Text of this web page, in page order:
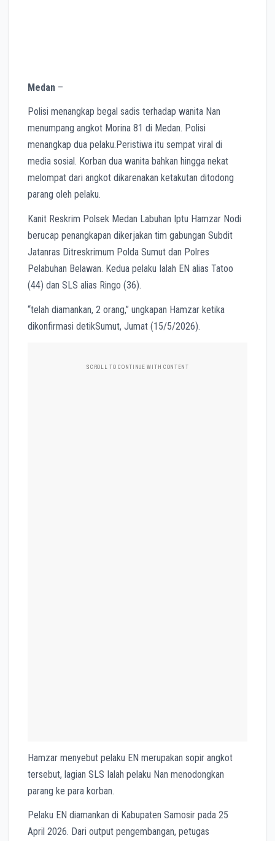
Medan –
Polisi menangkap begal sadis terhadap wanita Nan
menumpang angkot Morina 81 di Medan. Polisi
menangkap dua pelaku.Peristiwa itu sempat viral di
media sosial. Korban dua wanita bahkan hingga nekat
melompat dari angkot dikarenakan ketakutan ditodong
parang oleh pelaku.
Kanit Reskrim Polsek Medan Labuhan Iptu Hamzar Nodi
berucap penangkapan dikerjakan tim gabungan Subdit
Jatanras Ditreskrimum Polda Sumut dan Polres
Pelabuhan Belawan. Kedua pelaku Ialah EN alias Tatoo
(44) dan SLS alias Ringo (36).
“telah diamankan, 2 orang,” ungkapan Hamzar ketika
dikonfirmasi detikSumut, Jumat (15/5/2026).
SCROLL TO CONTINUE WITH CONTENT
Hamzar menyebut pelaku EN merupakan sopir angkot
tersebut, lagian SLS Ialah pelaku Nan menodongkan
parang ke para korban.
Pelaku EN diamankan di Kabupaten Samosir pada 25
April 2026. Dari output pengembangan, petugas